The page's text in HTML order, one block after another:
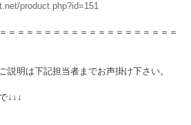
product.php?id=151
＝＝＝＝＝＝＝＝＝＝＝＝＝＝＝＝＝＝＝
明は下記担当者までお声掛け下さい。
↓↓↓